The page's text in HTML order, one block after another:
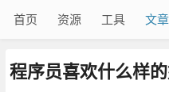
首页 资源 工具 文章
程序员喜欢什么样的